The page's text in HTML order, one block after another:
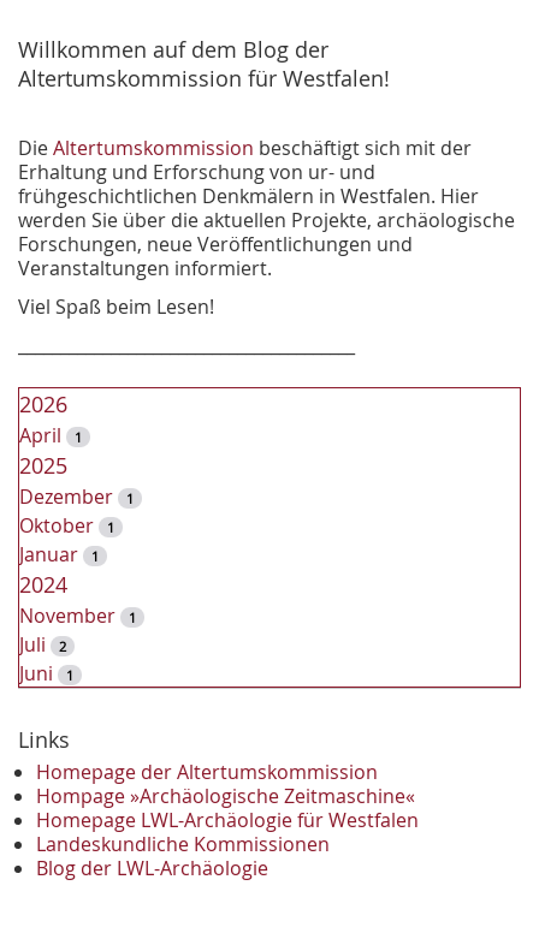
e
Willkommen auf dem Blog der
Altertumskommission für Westfalen!
DieAltertumskommission beschäftigt sich mit der
Erhaltung und Erforschung von ur- und
frühgeschichtlichen Denkmälern in Westfalen. Hier
werden Sie über die aktuellen Projekte, archäologische
Forschungen, neue Veröffentlichungen und
Veranstaltungen informiert.
Viel Spaß beim Lesen!
2026
April 1
2025
Dezember 1
Oktober 1
Januar 1
2024
November 1
Juli 2
Juni 1
Dezember
November 2
Oktober 1
September 2
August 1
Mai 1
Links
Homepage der Altertumskommission
Hompage »Archäologische Zeitmaschine«
Homepage LWL-Archäologie für Westfalen
Landeskundliche Kommissionen
Blog der LWL-Archäologie